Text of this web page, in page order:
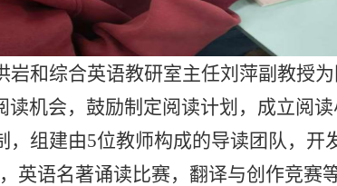
岩和综合英语教研室主任刘萍副教授
读机会，鼓励制定阅读计划，成立阅读
，组建由5位教师构成的导读团队，开
英语名著诵读比赛，翻译与创作竞赛